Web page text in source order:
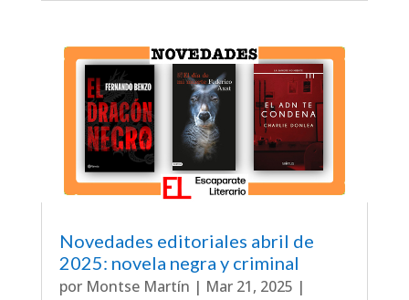
Novedades editoriales abril de
2025: novela negra y criminal
por Montse Martín | Mar 21, 2025 |